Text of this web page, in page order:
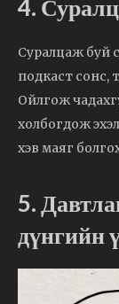
4.
Суралцаж буй
подкаст сонс,
Ойлгож
холбогдож
хэв маяг
5.
дүнгийн